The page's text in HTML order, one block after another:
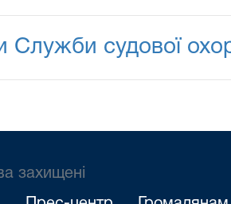
Служби судової
захищені